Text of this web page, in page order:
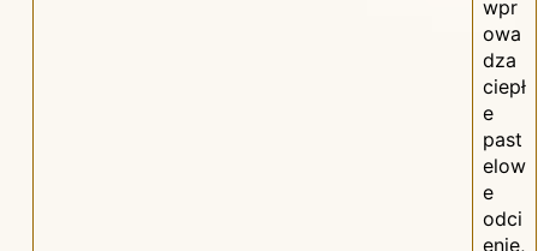
wpr
owa
dza
ciepł
e
past
elow
e
odci
enie,